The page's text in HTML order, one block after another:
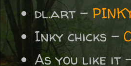
dl.art -
Inky chicks -
As you like